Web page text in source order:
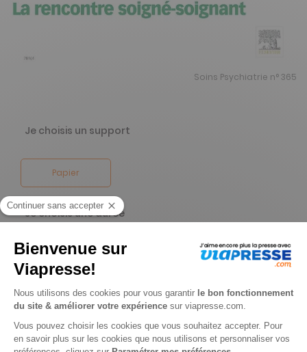
Soins Psychiatrie n° 365
Je choisis un support
Papier
Je choisis une durée
-9%
Abonnement 1 an
6 n° • Papier Offre réservée aux professionnels
337€00 Tarif Kiosque :372€00
Tarif France métropolitaine
Renouvellement à date d’anniversaire